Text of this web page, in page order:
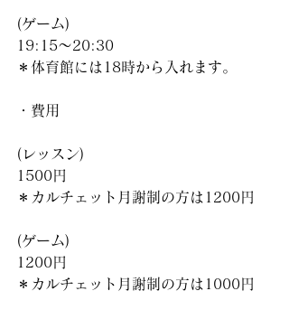
(ゲーム)
19:15〜20:30
＊体育館には18時から入れます。
・費用
(レッスン)
1500円
＊カルチェット月謝制の方は1200円
(ゲーム)
1200円
＊カルチェット月謝制の方は1000円